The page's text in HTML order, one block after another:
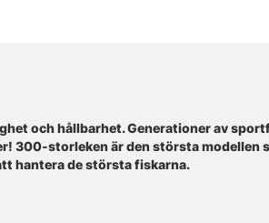
och hållbarhet. Generationer av
300-storleken är den största modellen
hantera de största fiskarna.